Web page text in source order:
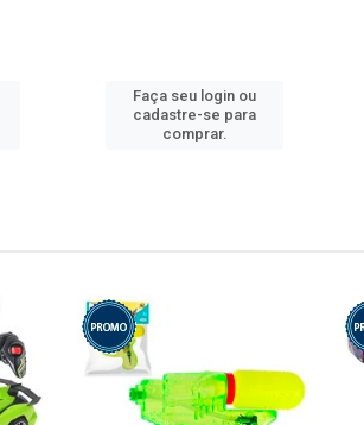
Faça seu login ou
cadastre-se para
comprar.